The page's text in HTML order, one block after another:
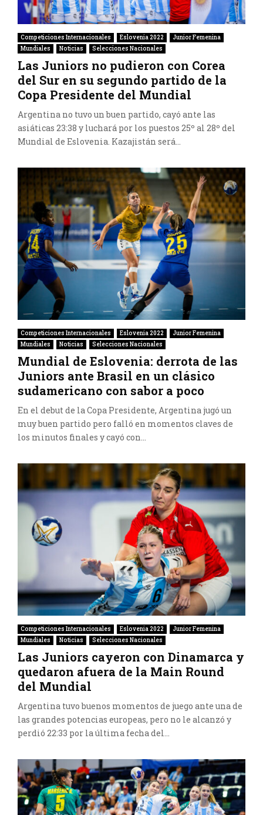
Competiciones Internacionales Eslovenia 2022
Junior Femenina
Mundiales
Noticias Selecciones Nacionales
Las Juniors no pudieron con Corea
del Sur en su segundo partido de la
Copa Presidente del Mundial
Argentina no tuvo un buen partido, cayó ante las
asiáticas 23:38 y luchará por los puestos 25º al 28º del
Mundial de Eslovenia. Kazajistán será...
Competiciones Internacionales Eslovenia 2022
Junior Femenina
Mundiales
Noticias Selecciones Nacionales
Mundial de Eslovenia: derrota de las
Juniors ante Brasil en un clásico
sudamericano con sabor a poco
En el debut de la Copa Presidente, Argentina jugó un
muy buen partido pero falló en momentos claves de
los minutos finales y cayó con...
Competiciones Internacionales Eslovenia 2022
Junior Femenina
Mundiales
Noticias Selecciones Nacionales
Las Juniors cayeron con Dinamarca y
quedaron afuera de la Main Round
del Mundial
Argentina tuvo buenos momentos de juego ante una de
las grandes potencias europeas, pero no le alcanzó y
perdió 22:33 por la última fecha del...